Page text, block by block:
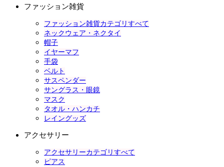
ファッション雑貨
ファッション雑貨カテゴリすべて
ネックウェア・ネクタイ
帽子
イヤーマフ
手袋
ベルト
サスペンダー
サングラス・眼鏡
マスク
タオル・ハンカチ
レイングッズ
アクセサリー
アクセサリーカテゴリすべて
ピアス